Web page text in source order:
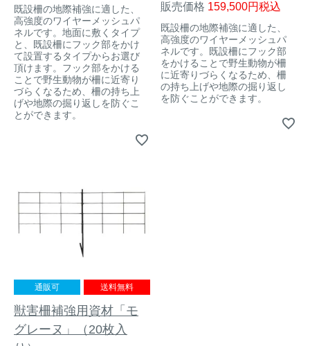
既設柵の地際補強に適した、
高強度のワイヤーメッシュパ
ネルです。地面に敷くタイプ
と、既設柵にフック部をかけ
て設置するタイプからお選び
頂けます。フック部をかける
ことで野生動物が柵に近寄り
づらくなるため、柵の持ち上
げや地際の掘り返しを防ぐこ
とができます。
販売価格 159,500 税込
既設柵の地際補強に適した、
高強度のワイヤーメッシュパ
ネルです。既設柵にフック部
をかけることで野生動物が柵
に近寄りづらくなるため、柵
の持ち上げや地際の掘り返し
を防ぐことができます。
通販可 送料無料
獣害柵補強用資材「モ
グレーヌ」（20枚入